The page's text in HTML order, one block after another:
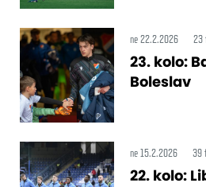
ne 22.2.2026 23
23. kolo:
Boleslav
ne 15.2.2026 39
22. kolo: